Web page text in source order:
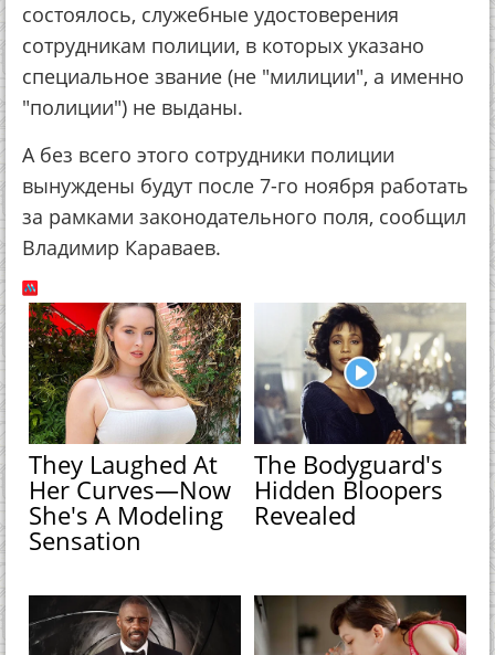
состоялось, служебные удостоверения
сотрудникам полиции, в которых указано
специальное звание (не "милиции", а именно
"полиции") не выданы.
А без всего этого сотрудники полиции
вынуждены будут после 7-го ноября работать
за рамками законодательного поля, сообщил
Владимир Караваев.
They Laughed At
Her Curves—Now
She's A Modeling
Sensation
The Bodyguard's
Hidden Bloopers
Revealed